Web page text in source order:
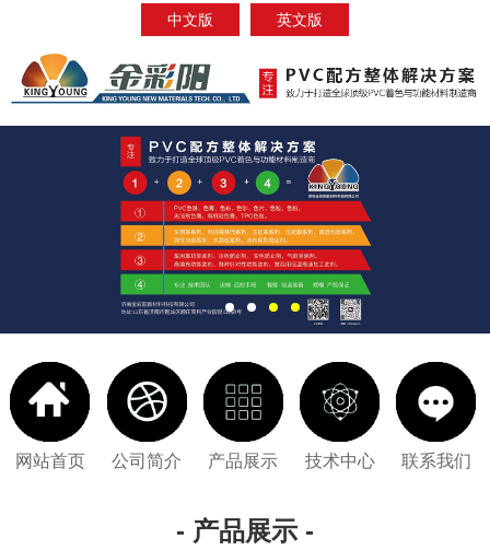
中文版 英文版
网站首页 公司简介 产品展示 技术中心 联系我们
- 产品展示 -